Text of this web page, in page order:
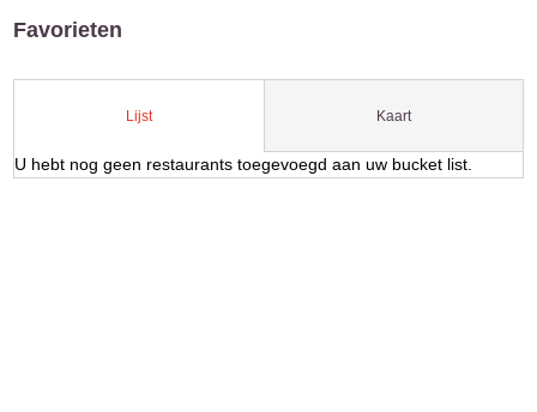
Favorieten
Lijst Kaart
U hebt nog geen restaurants toegevoegd aan uw bucket list.